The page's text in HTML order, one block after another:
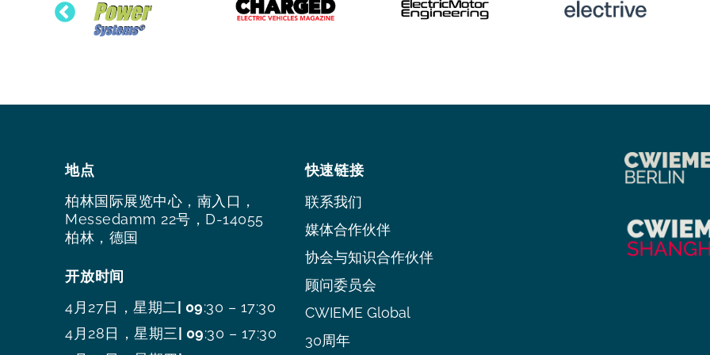
地点
柏林国际展览中心，南入口，
Messedamm 22号，D-14055
柏林，德国
开放时间
4月27日，星期二 | 09:30 – 17:30
4月28日，星期三 | 09:30 – 17:30
快速链接
联系我们
媒体合作伙伴
协会与知识合作伙伴
顾问委员会
CWIEME Global
30周年